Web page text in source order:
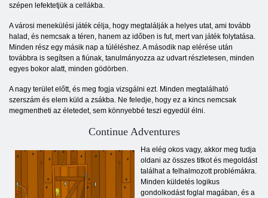
szépen lefektetjük a cellákba.
A városi menekülési játék célja, hogy megtalálják a helyes utat, ami tovább
halad, és nemcsak a téren, hanem az időben is fut, mert van játék folytatása.
Minden rész egy másik nap a túléléshez. A második nap elérése után
továbbra is segítsen a fiúnak, tanulmányozza az udvart részletesen, minden
egyes bokor alatt, minden gödörben.
A nagy terület előtt, és meg fogja vizsgálni ezt. Minden megtalálható
szerszám és elem küld a zsákba. Ne feledje, hogy ez a kincs nemcsak
megmentheti az életedet, sem könnyebbé teszi egyedül élni.
Continue Adventures
Ha elég okos vagy, akkor meg tudja
oldani az összes titkot és megoldást
találhat a felhalmozott problémákra.
Minden küldetés logikus
gondolkodást foglal magában, és a